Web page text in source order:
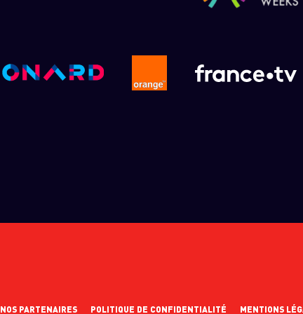
NOS PARTENAIRES POLITIQUE DE CONFIDENTIALITÉ MENTIONS